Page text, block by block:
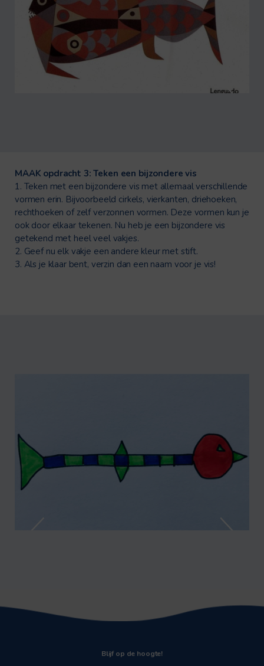
MAAK opdracht 3: Teken een bijzondere vis
1. Teken met een bijzondere vis met allemaal verschillende
vormen erin. Bijvoorbeeld cirkels, vierkanten, driehoeken,
rechthoeken of zelf verzonnen vormen. Deze vormen kun je
ook door elkaar tekenen. Nu heb je een bijzondere vis
getekend met heel veel vakjes.
2. Geef nu elk vakje een andere kleur met stift.
3. Als je klaar bent, verzin dan een naam voor je vis!
Blijf op de hoogte!